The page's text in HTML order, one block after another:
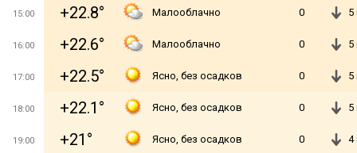
15:00 +22.8° Малооблачно 0 5
16:00 +22.6° Малооблачно 0 5
17:00 +22.5° Ясно, без осадков 0 5
18:00 +22.1° Ясно, без осадков 0 5
19:00 +21° Ясно, без осадков 0 4